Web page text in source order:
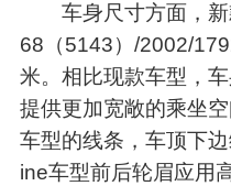
车身尺寸方面，
68（5143）/2002/
米。相比现款车型，
提供更加宽敞的乘坐
车型的线条，车顶下
ine车型前后轮眉应用